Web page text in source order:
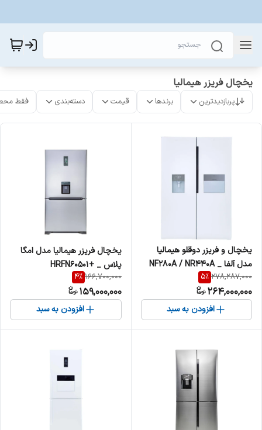
یخچال فریزر هیمالیا
پربازدیدترین برندها قیمت دسته‌بندی فقط
یخچال و فریزر دوقلو هیمالیا
مدل آلفا _ NF280A / NR440A
278,287,000
5%
264,000,000
افزودن به سبد
یخچال فریزر هیمالیا مدل امگا
پلاس _ +HRFN60501
166,700,000
4%
159,000,000
افزودن به سبد